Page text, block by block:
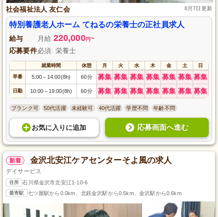
社会福祉法人 友仁会 8月7日更新
特別養護老人ホーム てねるの栄養士の正社員求人
給与 月給 220,000円~
応募要件必須: 栄養士
就業時間 休憩 月 火 水 木 金 土 日
早番 5:00～ 14:00(8h) 60分 募集 募集 募集 募集 募集 募集 募集
日勤 10:00 ～ 19:00(8h) 60分 募集 募集 募集 募集 募集 募集 募集
ブランク可 50代活躍 未経験可 40代活躍 学歴不問 年齢不問
お気に入り に追加 応募画面へ進む
新着 金沢北安江ケアセンターそよ風の求人
デイサービス
住所 石川県金沢市北安江1-10-6
最寄駅 七ツ屋駅から0.0km、北鉄金沢駅から0.5km、金沢駅から0.6km